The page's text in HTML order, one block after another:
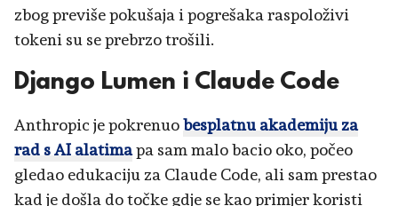
zbog previše pokušaja i pogrešaka raspoloživi
tokeni su se prebrzo trošili.
Django Lumen i Claude Code
Anthropic je pokrenuobesplatnu akademiju za
rad s AI alatimapa sam malo bacio oko, počeo
gledao edukaciju za Claude Code, ali sam prestao
kad je došla do točke gdje se kao primjer koristi